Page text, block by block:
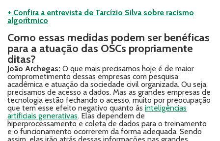
+ Confira a entrevista de Tarcízio Silva sobre racismo
algorítmico
Como essas medidas podem ser benéficas
para a atuação das OSCs propriamente
ditas?
João Archegas: O que mais precisamos hoje é de maior
comprometimento dessas empresas com pesquisa
acadêmica e atuação da sociedade civil organizada. Ou seja,
precisamos de acesso a dados. Mas as grandes empresas de
tecnologia estão fechando o acesso, muito por preocupação
que tem esse efeito negativo quanto às inteligências
artificiais generativas. Elas dependem de
hiperprocessamento e coleta de dados para o treinamento
e o funcionamento ocorrerem da forma adequada. Sendo